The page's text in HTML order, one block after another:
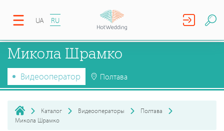
UA RU
Микола Шрамко
Видеооператор Полтава
Каталог Видеооператоры
Полтава
Микола Шрамко